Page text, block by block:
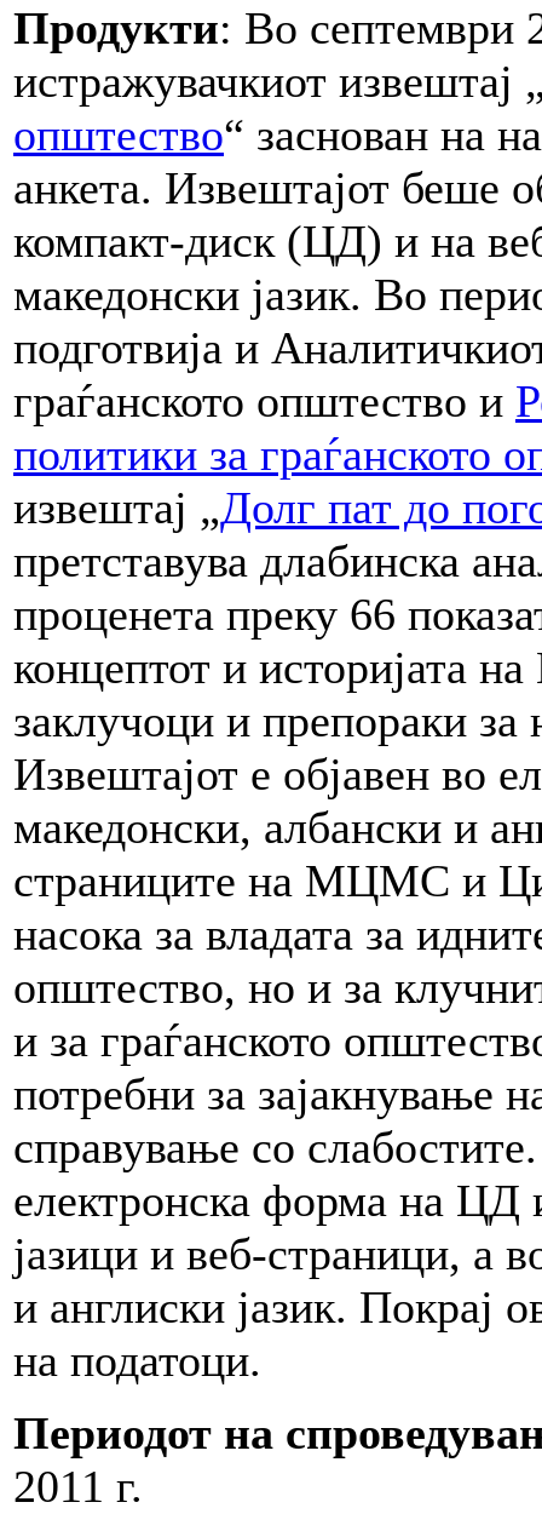
Продукти: Во септември
истражувачкиот извештај
општество“ заснован на
анкета. Извештајот беше
компакт-диск (ЦД) и на
македонски јазик. Во
подготвија и
граѓанското општество и
политики за граѓанското
извештај „Долг пат до
претставува длабинска
проценета преку 66
концептот и историјата
заклучоци и препораки за
Извештајот е објавен во
македонски, албански и
страниците на МЦМС и
насока за владата за
општество, но и за
и за граѓанското
потребни за зајакнување
справување со
електронска форма на ЦД
јазици и веб-страници, а
и англиски јазик. Покрај
на податоци.
Периодот на
2011 г.